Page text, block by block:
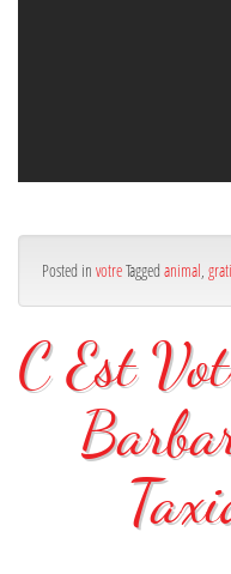
Posted in votreTagged animal,
C Est